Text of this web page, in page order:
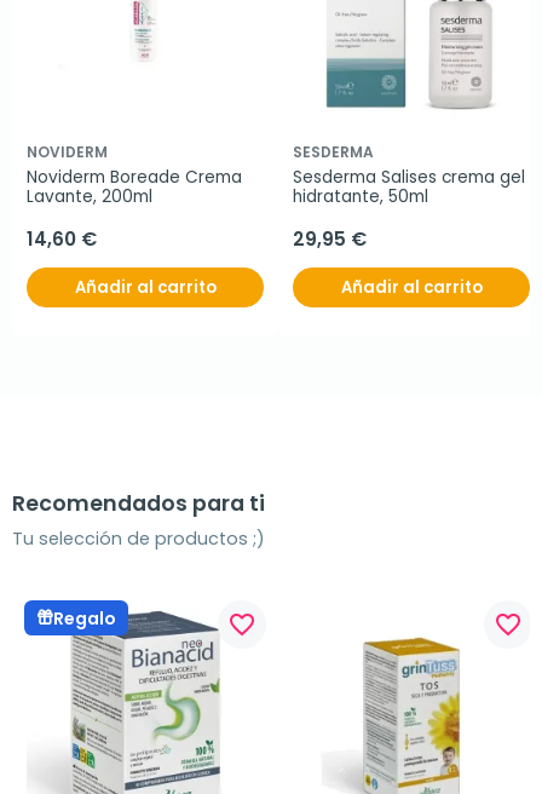
NOVIDERM
Noviderm Boreade Crema
Lavante, 200ml
14,60 €
Añadir al carrito
SESDERMA
Sesderma Salises crema gel
hidratante, 50ml
29,95 €
Añadir al carrito
Recomendados para ti
Tu selección de productos ;)
Regalo favorite_border favorite_border